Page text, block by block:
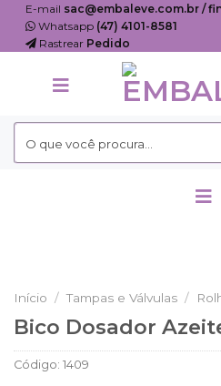
Skip
content
E-mail sac@embaleve.com.br /
Whatsapp (47) 4101-8581
Rastrear Pedido
Início / Tampas e Válvulas /
Bico Dosador
Código: 1409